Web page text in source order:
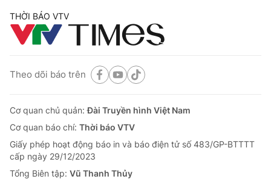
THỜI BÁO VTV
Theo dõi báo trên
Cơ quan chủ quản:Đài Truyền hình Việt Nam
Cơ quan báo chí: Thời báo VTV
Giấy phép hoạt động báo in và báo điện tử số 483/GP-BTTTT
cấp ngày 29/12/2023
Tổng Biên tập: Vũ Thanh Thủy